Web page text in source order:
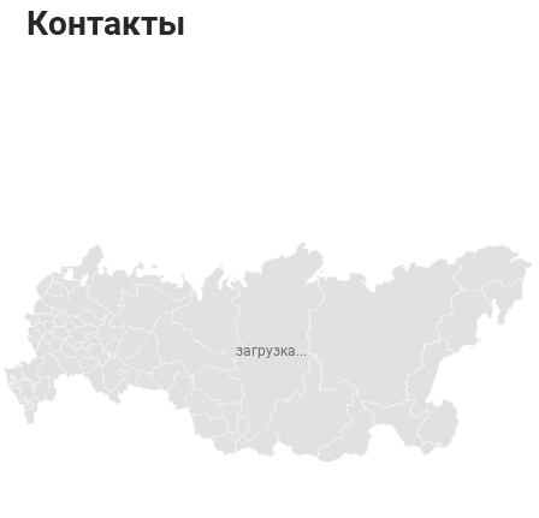
Контакты
загрузка...